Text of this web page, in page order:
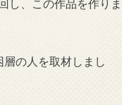
し、この作品を作りま
の人を取材しまし